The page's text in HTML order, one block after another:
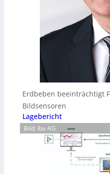
Erdbeben beeinträchtigt
Bildsensoren
Lagebericht
Bild: iba AG